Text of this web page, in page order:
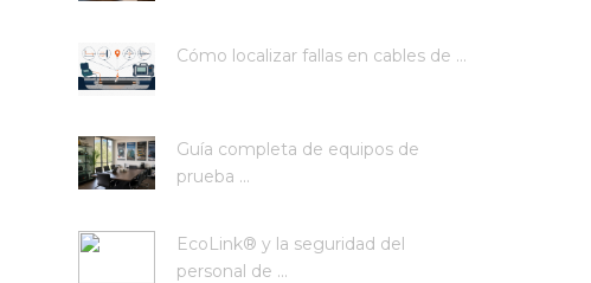
Cómo localizar fallas en cables de ...
Guía completa de equipos de
prueba ...
EcoLink® y la seguridad del
personal de ...